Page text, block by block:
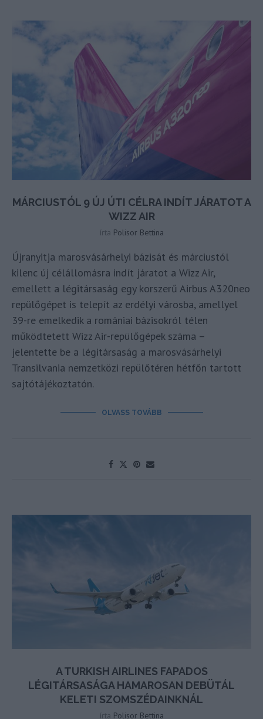
MÁRCIUSTÓL 9 ÚJ ÚTI CÉLRA INDÍT JÁRATOT A
WIZZ AIR
írta Polisor Bettina
Újranyitja marosvásárhelyi bázisát és márciustól
kilenc új célállomásra indít járatot a Wizz Air,
emellett a légitársaság egy korszerű Airbus A320neo
repülőgépet is telepít az erdélyi városba, amellyel
39-re emelkedik a romániai bázisokról télen
működtetett Wizz Air-repülőgépek száma –
jelentette be a légitársaság a marosvásárhelyi
Transilvania nemzetközi repülőtéren hétfőn tartott
sajtótájékoztatón.
OLVASS TOVÁBB
A TURKISH AIRLINES FAPADOS
LÉGITÁRSASÁGA HAMAROSAN DEBÜTÁL
KELETI SZOMSZÉDAINKNÁL
írta Polisor Bettina